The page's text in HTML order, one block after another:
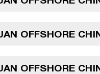
OFFSHORE
OFFSHORE